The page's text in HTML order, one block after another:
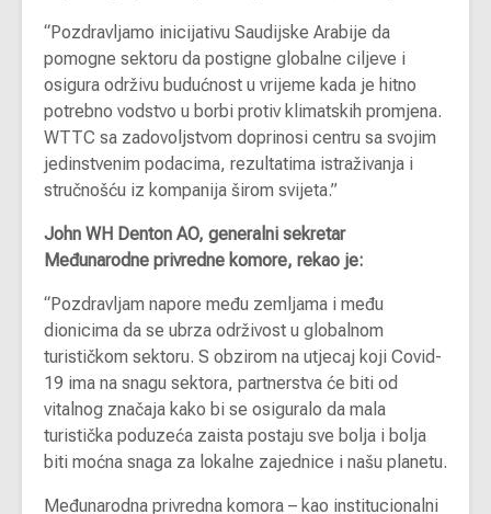
“Pozdravljamo inicijativu Saudijske Arabije da
pomogne sektoru da postigne globalne ciljeve i
osigura održivu budućnost u vrijeme kada je hitno
potrebno vodstvo u borbi protiv klimatskih promjena.
WTTC sa zadovoljstvom doprinosi centru sa svojim
jedinstvenim podacima, rezultatima istraživanja i
stručnošću iz kompanija širom svijeta.”
John WH Denton AO, generalni sekretar
Međunarodne privredne komore, rekao je:
“Pozdravljam napore među zemljama i među
dionicima da se ubrza održivost u globalnom
turističkom sektoru. S obzirom na utjecaj koji Covid-
19 ima na snagu sektora, partnerstva će biti od
vitalnog značaja kako bi se osiguralo da mala
turistička poduzeća zaista postaju sve bolja i bolja
biti moćna snaga za lokalne zajednice i našu planetu.
Međunarodna privredna komora – kao institucionalni